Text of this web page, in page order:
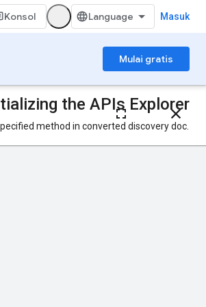
Konsol Masuk
Mulai gratis
Pada halaman ini
Permintaan HTTP